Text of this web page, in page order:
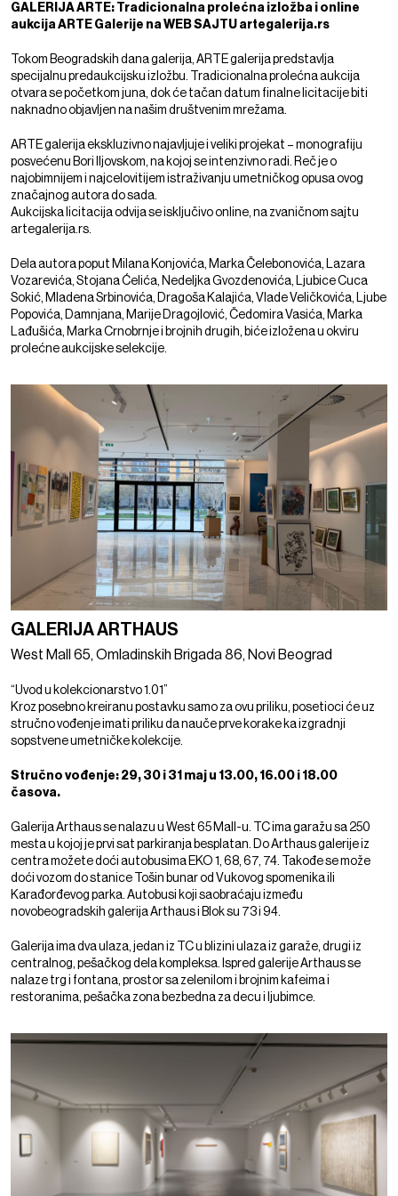
GALERIJA ARTE: Tradicionalna prolećna izložba i online
aukcija ARTE Galerije na WEB SAJTU artegalerija.rs
Tokom Beogradskih dana galerija, ARTE galerija predstavlja
specijalnu predaukcijsku izložbu. Tradicionalna prolećna aukcija
otvara se početkom juna, dok će tačan datum finalne licitacije biti
naknadno objavljen na našim društvenim mrežama.
ARTE galerija ekskluzivno najavljuje i veliki projekat – monografiju
posvećenu Bori Iljovskom, na kojoj se intenzivno radi. Reč je o
najobimnijem i najcelovitijem istraživanju umetničkog opusa ovog
značajnog autora do sada.
Aukcijska licitacija odvija se isključivo online, na zvaničnom sajtu
artegalerija.rs.
Dela autora poput Milana Konjovića, Marka Čelebonovića, Lazara
Vozarevića, Stojana Ćelića, Nedeljka Gvozdenovića, Ljubice Cuca
Sokić, Mladena Srbinovića, Dragoša Kalajića, Vlade Veličkovića, Ljube
Popovića, Damnjana, Marije Dragojlović, Čedomira Vasića, Marka
Lađušića, Marka Crnobrnje i brojnih drugih, biće izložena u okviru
prolećne aukcijske selekcije.
GALERIJA ARTHAUS
West Mall 65, Omladinskih Brigada 86, Novi Beograd
“Uvod u kolekcionarstvo 1.01”
Kroz posebno kreiranu postavku samo za ovu priliku, posetioci će uz
stručno vođenje imati priliku da nauče prve korake ka izgradnji
sopstvene umetničke kolekcije.
Stručno vođenje: 29, 30 i 31 maj u 13.00, 16.00 i 18.00
časova.
Galerija Arthaus se nalazu u West 65 Mall-u. TC ima garažu sa 250
mesta u kojoj je prvi sat parkiranja besplatan. Do Arthaus galerije iz
centra možete doći autobusima EKO 1, 68, 67, 74. Takođe se može
doći vozom do stanice Tošin bunar od Vukovog spomenika ili
Karađorđevog parka. Autobusi koji saobraćaju između
novobeogradskih galerija Arthaus i Blok su 73 i 94.
Galerija ima dva ulaza, jedan iz TC u blizini ulaza iz garaže, drugi iz
centralnog, pešačkog dela kompleksa. Ispred galerije Arthaus se
nalaze trg i fontana, prostor sa zelenilom i brojnim kafeima i
restoranima, pešačka zona bezbedna za decu i ljubimce.